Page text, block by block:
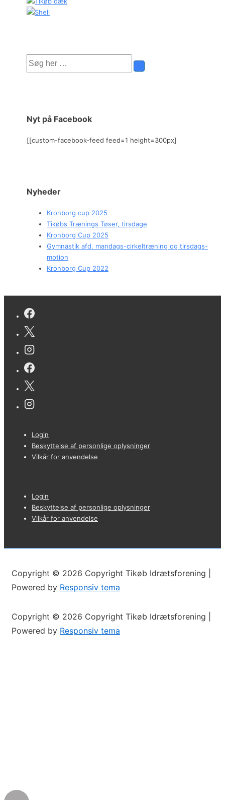
Søg
efter:
Nyt på Facebook
[[custom-facebook-feed feed=1 height=300px]
Nyheder
Kronborg cup 2025
Tikøbs Trænings Tøser, tirsdage
Kronborg Cup 2025
Gymnastik afd. mandags-cirkeltræning og tirsdags-
motion
Kronborg Cup 2022
Sidefods-
menu
Login
Beskyttelse af personlige oplysninger
Vilkår for anvendelse
Sidefods-
menu
Login
Beskyttelse af personlige oplysninger
Vilkår for anvendelse
Copyright © 2026 Copyright Tikøb Idrætsforening
Powered by Responsiv tema
Copyright © 2026 Copyright Tikøb Idrætsforening
Powered by Responsiv tema